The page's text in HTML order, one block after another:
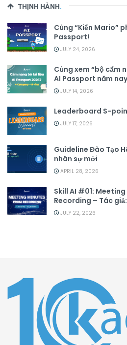
THỊNH HÀNH.
Cùng “Kiến Mario”
Passport!
JULY 24, 2026
Cùng xem “bộ cẩm
AI Passport năm
JULY 14, 2026
Leaderboard S-
JULY 17, 2026
Guideline Đào Tạo
nhân sự mới
APRIL 28, 2026
Skill AI #01:
Recording – Tác
JULY 22, 2026